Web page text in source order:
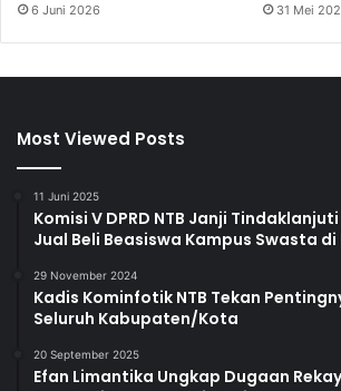
6 Juni 2026 31 Mei
Most Viewed Posts
11 Juni 2025
Komisi V DPRD NTB Janji
Jual Beli Beasiswa Kampus Swasta
29 November 2024
Kadis Kominfotik NTB Tekan
Seluruh Kabupaten/Kota
20 September 2025
Efan Limantika Ungkap Dugaan